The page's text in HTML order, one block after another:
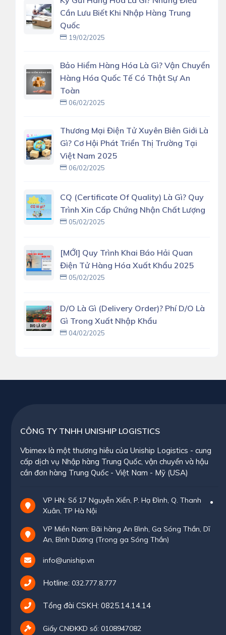
Cần Lưu Biết Khi Nhập Hàng Trung
Quốc
19/02/2025
Bảo Hiểm Hàng Hóa Là Gì? Vận Chuyển
Hàng Hóa Quốc Tế Có Thật Sự An
Toàn
06/02/2025
Thương Mại Điện Tử Xuyên Biên Giới Là
Gì? Cơ Hội Phát Triển Thị Trường Tại
Việt Nam 2025
06/02/2025
CQ (Certificate Of Quality) Là Gì? Quy
Trình Xin Cấp Chứng Nhận Chất Lượng
05/02/2025
[MỚI] Quy Trình Khai Báo Hải Quan
Điện Tử Hàng Hóa Xuất Khẩu 2025
05/02/2025
D/O Là Gì (delivery Order)? Phí D/O Là
Gì Trong Xuất Nhập Khẩu
04/02/2025
CÔNG TY TNHH UNISHIP LOGISTICS
Vbimex là một thương hiêu của Uniship Logistics - cung
cấp dịch vụ Nhập hàng Trung Quốc, vận chuyển và hậu
cần đơn hàng Trung Quốc - Việt Nam - Mỹ (USA)
VP HN: Số 17 Nguyễn Xiển, P. Hạ Đình, Q. Thanh
Xuân, TP Hà Nội
VP Miền Nam: Bãi hàng An Bình, Ga Sóng Thần, Dĩ
An, Bình Dương (Trong ga Sóng Thần)
info@uniship.vn
Hotline: 032.777.8.777
Tổng đài CSKH: 0825.14.14.14
Giấy CNĐKKD số: 0108947082